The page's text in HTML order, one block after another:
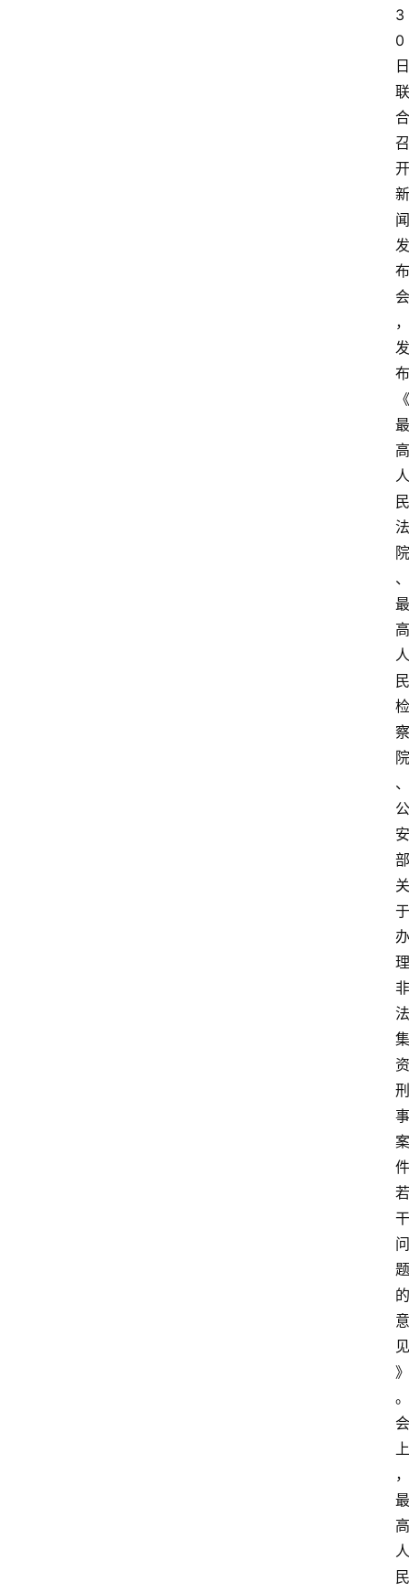
3
0
日
联
合
召
开
新
闻
发
布
会
，
发
布
《
最
高
人
民
法
院
、
最
高
人
民
检
察
院
、
公
安
部
关
于
办
理
非
法
集
资
刑
事
案
件
若
干
问
题
的
意
见
》
。
会
上
，
最
高
人
民